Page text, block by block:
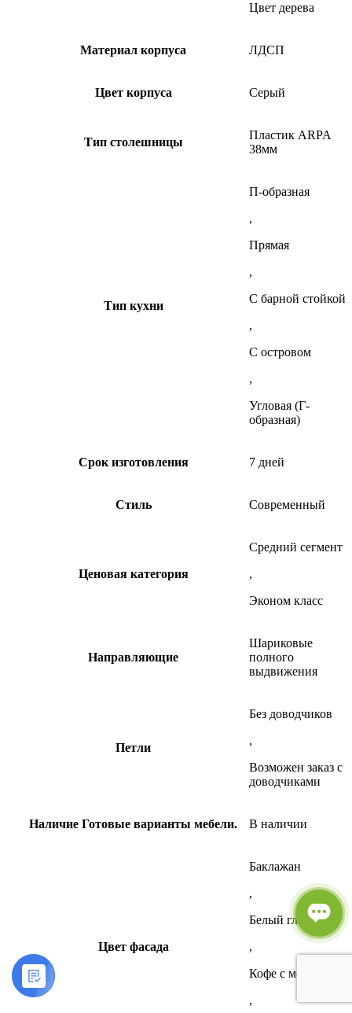
Цвет дерева
Материал корпуса ЛДСП
Цвет корпуса Серый
Тип столешницы
Пластик ARPA
38мм
Тип кухни
П-образная
,
Прямая
,
С барной стойкой
,
С островом
,
Угловая (Г-
образная)
Срок изготовления 7 дней
Стиль Современный
Ценовая категория
Средний сегмент
,
Эконом класс
Направляющие
Шариковые
полного
выдвижения
Петли
Без доводчиков
,
Возможен заказ с
доводчиками
Наличие Готовые варианты мебели. В наличии
Цвет фасада
Баклажан
,
Белый глянец
,
Кофе с молоком
,